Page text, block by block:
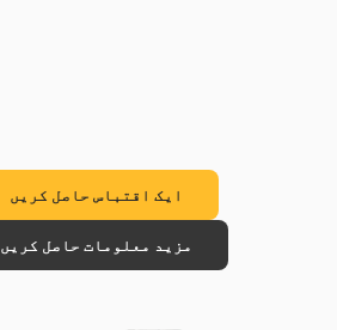
ایک اقتباس حاصل کریں
مزید معلومات حاصل کریں